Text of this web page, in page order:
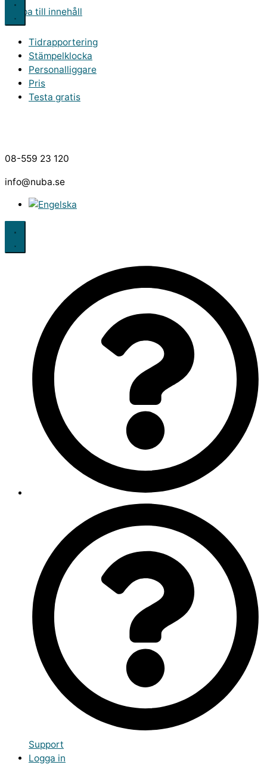
Hoppa till innehåll
Tidrapportering
Stämpelklocka
Personalliggare
Pris
Testa gratis
08-559 23 120
info@nuba.se
Support
Logga in